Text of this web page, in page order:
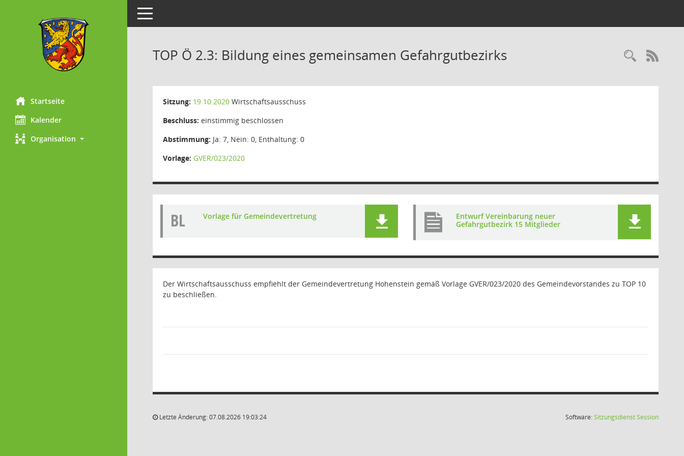
Startseite
Kalender
Organisation
Toggle navigation
TOP Ö 2.3: Bildung eines gemeinsamen Gefahrgutbezirks
Sitzung: 19.10.2020 Wirtschaftsausschuss
Beschluss: einstimmig beschlossen
Abstimmung: Ja: 7, Nein: 0, Enthaltung: 0
Vorlage: GVER/023/2020
BL Vorlage für Gemeindevertretung
Entwurf Vereinbarung neuer
Gefahrgutbezirk 15 Mitglieder
Der Wirtschaftsausschuss empfiehlt der Gemeindevertretung Hohenstein gemäß Vorlage GVER/023/2020 des Gemeindevorstandes zu TOP 10
zu beschließen.
Letzte Änderung: 07.08.2026 19:03:24 Software:SitzungsdienstSession(Wird in